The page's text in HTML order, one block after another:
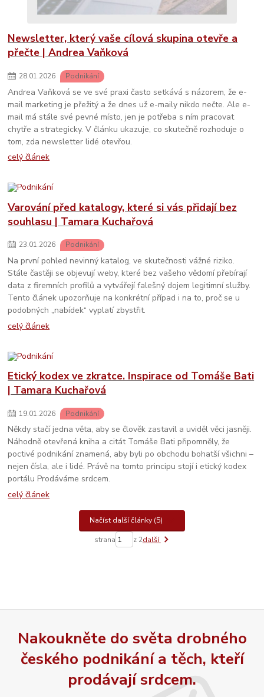
Newsletter, který vaše cílová skupina otevře a
přečte | Andrea Vaňková
28.01.2026 Podnikání
Andrea Vaňková se ve své praxi často setkává s názorem, že e-
mail marketing je přežitý a že dnes už e-maily nikdo nečte. Ale e-
mail má stále své pevné místo, jen je potřeba s ním pracovat
chytře a strategicky. V článku ukazuje, co skutečně rozhoduje o
tom, zda newsletter lidé otevřou.
celý článek
Varování před katalogy, které si vás přidají bez
souhlasu | Tamara Kuchařová
23.01.2026 Podnikání
Na první pohled nevinný katalog, ve skutečnosti vážné riziko.
Stále častěji se objevují weby, které bez vašeho vědomí přebírají
data z firemních profilů a vytvářejí falešný dojem legitimní služby.
Tento článek upozorňuje na konkrétní případ i na to, proč se u
podobných „nabídek“ vyplatí zbystřit.
celý článek
Etický kodex ve zkratce. Inspirace od Tomáše Bati
| Tamara Kuchařová
19.01.2026 Podnikání
Někdy stačí jedna věta, aby se člověk zastavil a uviděl věci jasněji.
Náhodně otevřená kniha a citát Tomáše Bati připomněly, že
poctivé podnikání znamená, aby byli po obchodu bohatší všichni –
nejen čísla, ale i lidé. Právě na tomto principu stojí i etický kodex
portálu Prodáváme srdcem.
celý článek
Načíst další články (5)
strana z 2další
Nakoukněte do světa drobného
českého podnikání a těch, kteří
prodávají srdcem.